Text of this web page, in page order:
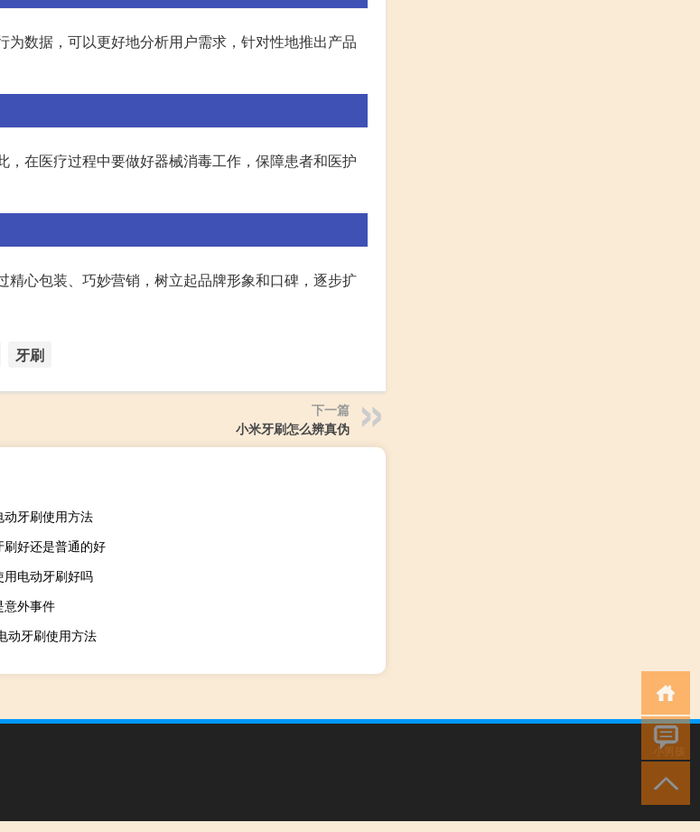
数据，可以更好地分析用户需求，针对性地推出产品
在医疗过程中要做好器械消毒工作，保障患者和医护
心包装、巧妙营销，树立起品牌形象和口碑，逐步扩
牙刷
下一篇
小米牙刷怎么辨真伪
动牙刷使用方法
刷好还是普通的好
用电动牙刷好吗
意外事件
动牙刷使用方法
小男孩